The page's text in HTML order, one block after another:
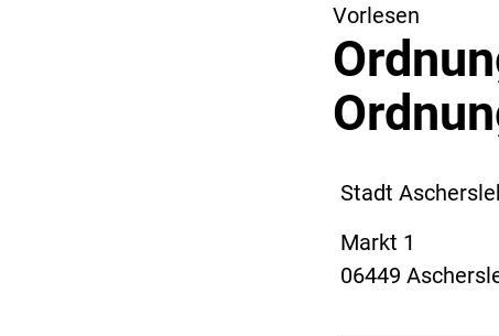
Vorlesen
Stadt
Markt 1
06449